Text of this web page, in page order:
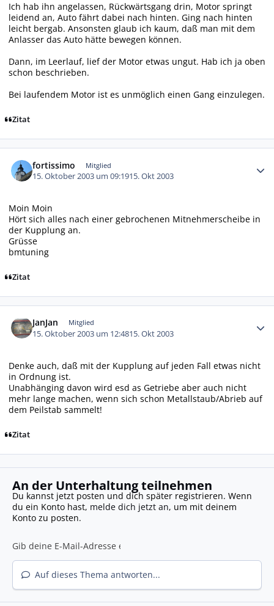
Ich hab ihn angelassen, Rückwärtsgang drin, Motor springt
leidend an, Auto fährt dabei nach hinten. Ging nach hinten
leicht bergab. Ansonsten glaub ich kaum, daß man mit dem
Anlasser das Auto hätte bewegen können.
Dann, im Leerlauf, lief der Motor etwas ungut. Hab ich ja oben
schon beschrieben.
Bei laufendem Motor ist es unmöglich einen Gang einzulegen.
Zitat
fortissimo Mitglied
15. Oktober 2003 um 09:1915. Okt 2003
Moin Moin
Hört sich alles nach einer gebrochenen Mitnehmerscheibe in
der Kupplung an.
Grüsse
bmtuning
Zitat
JanJan Mitglied
15. Oktober 2003 um 12:4815. Okt 2003
Denke auch, daß mit der Kupplung auf jeden Fall etwas nicht
in Ordnung ist.
Unabhänging davon wird esd as Getriebe aber auch nicht
mehr lange machen, wenn sich schon Metallstaub/Abrieb auf
dem Peilstab sammelt!
Zitat
An der Unterhaltung teilnehmen
Du kannst jetzt posten und dich später registrieren. Wenn
du ein Konto hast, melde dich jetzt an, um mit deinem
Konto zu posten.
Auf dieses Thema antworten...